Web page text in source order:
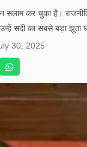
सलाम कर चुका है।
सदी का सबसे बड़ा झूठा
30, 2025